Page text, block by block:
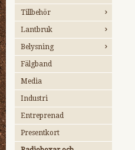
Tillbehör
Lantbruk
Belysning
Fälgband
Media
Industri
Entreprenad
Presentkort